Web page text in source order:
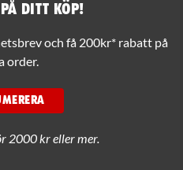
ditt köp!
och få 200kr* rabatt på
order.
2000 kr eller mer.